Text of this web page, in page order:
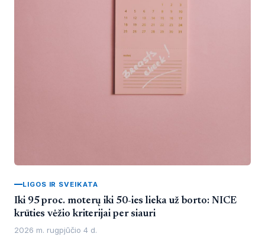
LIGOS IR SVEIKATA
Iki 95 proc. moterų iki 50-ies lieka už borto: NICE
krūties vėžio kriterijai per siauri
2026 m. rugpjūčio 4 d.